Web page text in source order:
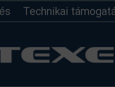
Technikai